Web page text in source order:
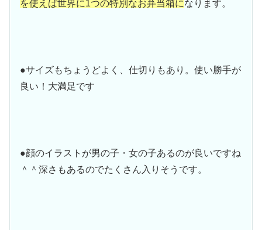
を使えば世界に1つの特別なお弁当箱になります。
●サイズもちょうどよく、仕切りもあり。使い勝手が
良い！大満足です
●顔のイラストが男の子・女の子あるのが良いですね
＾＾深さもあるのでたくさん入りそうです。